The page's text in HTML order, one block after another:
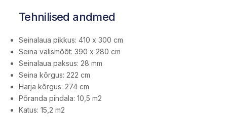
Tehnilised andmed
Seinalaua pikkus: 410 x 300 cm
Seina välismõõt: 390 x 280 cm
Seinalaua paksus: 28 mm
Seina kõrgus: 222 cm
Harja kõrgus: 274 cm
Põranda pindala: 10,5 m2
Katus: 15,2 m2